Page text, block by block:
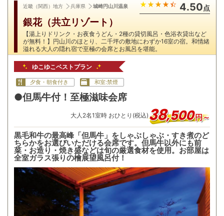
近畿（関西）地方 兵庫県 城崎円山川温泉 4.50点
銀花（共立リゾート）
【湯上りドリンク・お夜食うどん・2種の貸切風呂・色浴衣貸出など
が無料！】円山川のほとり、二千坪の敷地にわずか16室の宿。和情緒
溢れる大人の隠れ宿で至極の会席とお風呂を堪能。
ゆこゆこベストプラン
夕食・朝食付き 和室:禁煙
●但馬牛付！至極滋味会席
大人 2名1室時 おひとり(税込)38,500円～
黒毛和牛の最高峰「但馬牛」をしゃぶしゃぶ・すき煮のど
ちらかをお選びいただける会席です。但馬牛以外にも前
菜・お造り・焼き盛などは旬の厳選食材を使用。お部屋は
全室ガラス張りの檜展望風呂付！